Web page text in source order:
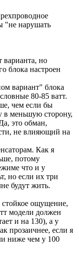
"не нарушать
но
блока настроен
вариант" блока
80-85 ватт.
чем если бы
в меньшую сторону,
это обман,
не влияющий на
Как я
потому
что и у
но если их три
будут жить.
ощущение,
модели должен
и на 130), а у
прозаичнее, если я
ниже чем у 100